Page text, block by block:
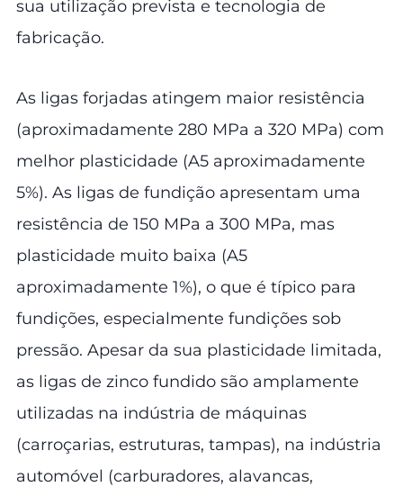
sua utilização prevista e tecnologia de
fabricação.
As ligas forjadas atingem maior resistência
(aproximadamente 280 MPa a 320 MPa) com
melhor plasticidade (A5 aproximadamente
5%). As ligas de fundição apresentam uma
resistência de 150 MPa a 300 MPa, mas
plasticidade muito baixa (A5
aproximadamente 1%), o que é típico para
fundições, especialmente fundições sob
pressão. Apesar da sua plasticidade limitada,
as ligas de zinco fundido são amplamente
utilizadas na indústria de máquinas
(carroçarias, estruturas, tampas), na indústria
automóvel (carburadores, alavancas,